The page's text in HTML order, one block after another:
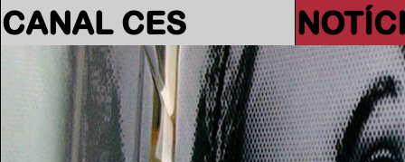
CANAL CES